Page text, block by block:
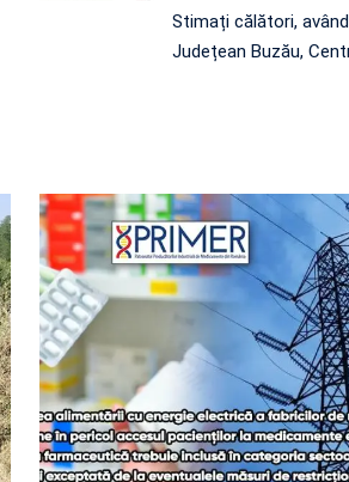
Stimați călători,
Județean Buzău,